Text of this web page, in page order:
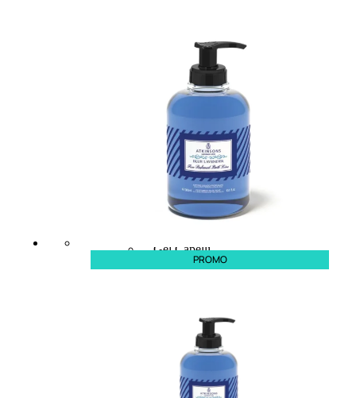
CAPELLI
Shampoo
Mousse
Olii Capelli
Maschere
Lozioni
Fiale
Sieri e Cristalli
Spray
Gel Capelli
Colorazione
Shampoo
Balsamo
PROMO